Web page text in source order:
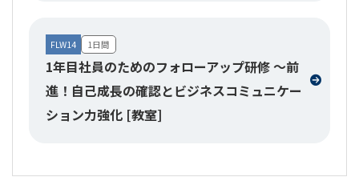
FLW14
1年目社員のためのフォローアップ研修 ～前
進！自己成長の確認とビジネスコミュニケー
ション力強化 [教室]
1日間